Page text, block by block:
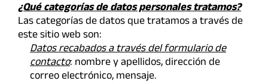
¿Qué categorías de datos personales tratamos?
Las categorías de datos que tratamos a través de
este sitio web son:
Datos recabados a través del formulario de
contacto: nombre y apellidos, dirección de
correo electrónico, mensaje.